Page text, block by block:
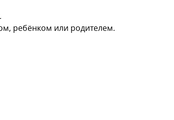
ребёнком или родителем.